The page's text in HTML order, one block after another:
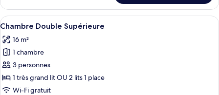
Supérieure
le
type
de
Chambre
Triple
Afficher
toutes
les
photos
pour
ce
type
Une chambre d’hôtel moderne
9
Chambre Double Supérieure
16 m²
1 chambre
3 personnes
1 très grand lit OU 2 lits 1 place
Wi-Fi gratuit